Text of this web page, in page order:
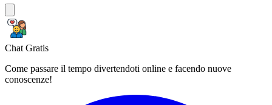
Chat Gratis
Come passare il tempo divertendoti online e facendo nuove
conoscenze!